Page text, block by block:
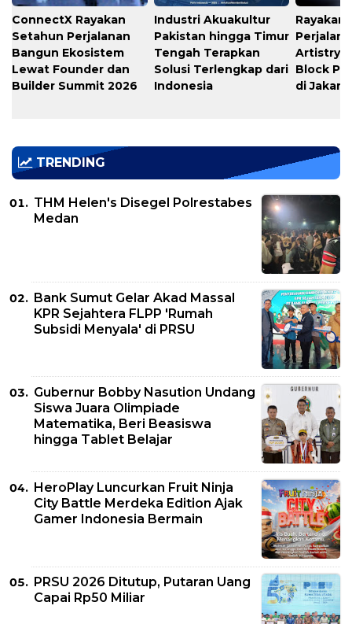
ConnectX Rayakan
Setahun Perjalanan
Bangun Ekosistem
Lewat Founder dan
Builder Summit 2026
Industri Akuakultur
Pakistan hingga Timur
Tengah Terapkan
Solusi Terlengkap dari
Indonesia
Rayakan
Artistry
Block
di
TRENDING
THM Helen's Disegel Polrestabes
Medan
Bank Sumut Gelar Akad Massal
KPR Sejahtera FLPP 'Rumah
Subsidi Menyala' di PRSU
Gubernur Bobby Nasution Undang
Siswa Juara Olimpiade
Matematika, Beri Beasiswa
hingga Tablet Belajar
HeroPlay Luncurkan Fruit Ninja
City Battle Merdeka Edition Ajak
Gamer Indonesia Bermain
PRSU 2026 Ditutup, Putaran Uang
Capai Rp50 Miliar